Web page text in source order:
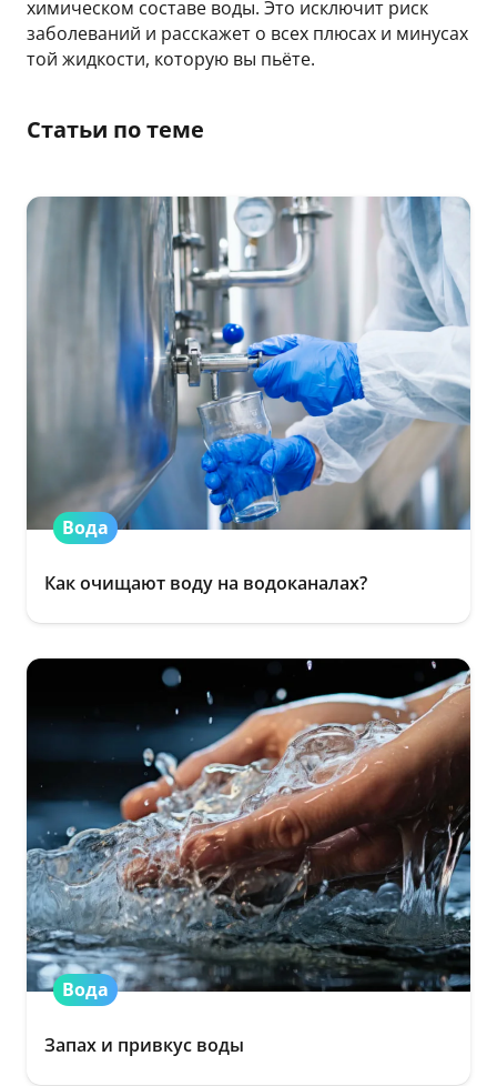
химическом составе воды. Это исключит риск
заболеваний и расскажет о всех плюсах и минусах
той жидкости, которую вы пьёте.
Статьи по теме
Вода
Как очищают воду на водоканалах?
Вода
Запах и привкус воды